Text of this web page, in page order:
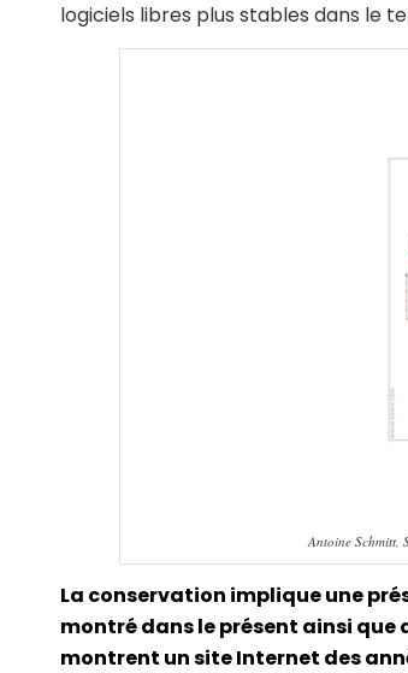
logiciels libres plus stables dans le
Antoine Schmitt,
La conservation implique une
montré dans le présent ainsi
montrent un site Internet des